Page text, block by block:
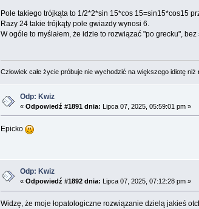
Pole takiego trójkąta to 1/2*2*sin 15*cos 15=sin15*cos15
Razy 24 takie trójkąty pole gwiazdy wynosi 6.
W ogóle to myślałem, że idzie to rozwiązać "po grecku",
Człowiek całe życie próbuje nie wychodzić na większego idiotę
Odp: Kwiz
« Odpowiedź #1891 dnia: Lipca 07, 2025, 05:59:01 pm »
Epicko
Odp: Kwiz
« Odpowiedź #1892 dnia: Lipca 07, 2025, 07:12:28 pm »
Widzę, że moje łopatologiczne rozwiązanie dzielą jakieś